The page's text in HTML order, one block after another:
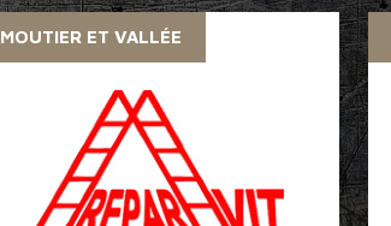
MOUTIER ET VALLÉE